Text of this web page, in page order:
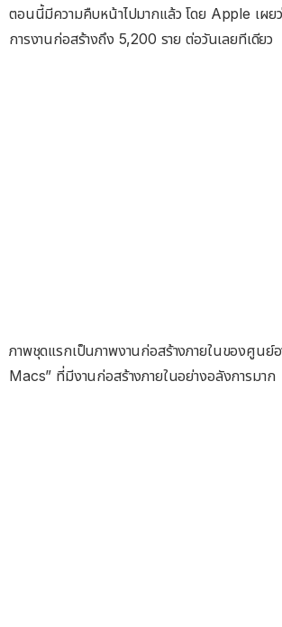
ตอนนี้มีความคืบหน้าไปมากแล้ว โดย Apple เผยว่
การงานก่อสร้างถึง 5,200 ราย ต่อวันเลยทีเดียว
ภาพชุดแรกเป็นภาพงานก่อสร้างภายในของศูนย์อ
Macs” ที่มีงานก่อสร้างภายในอย่างอลังการมาก